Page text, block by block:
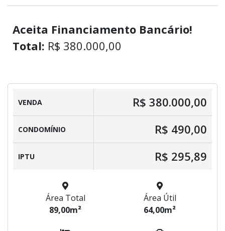
Aceita Financiamento Bancário!
Total: R$ 380.000,00
VENDA R$ 380.000,00
CONDOMÍNIO R$ 490,00
IPTU R$ 295,89
Área Total
89,00m²
Área Útil
64,00m²